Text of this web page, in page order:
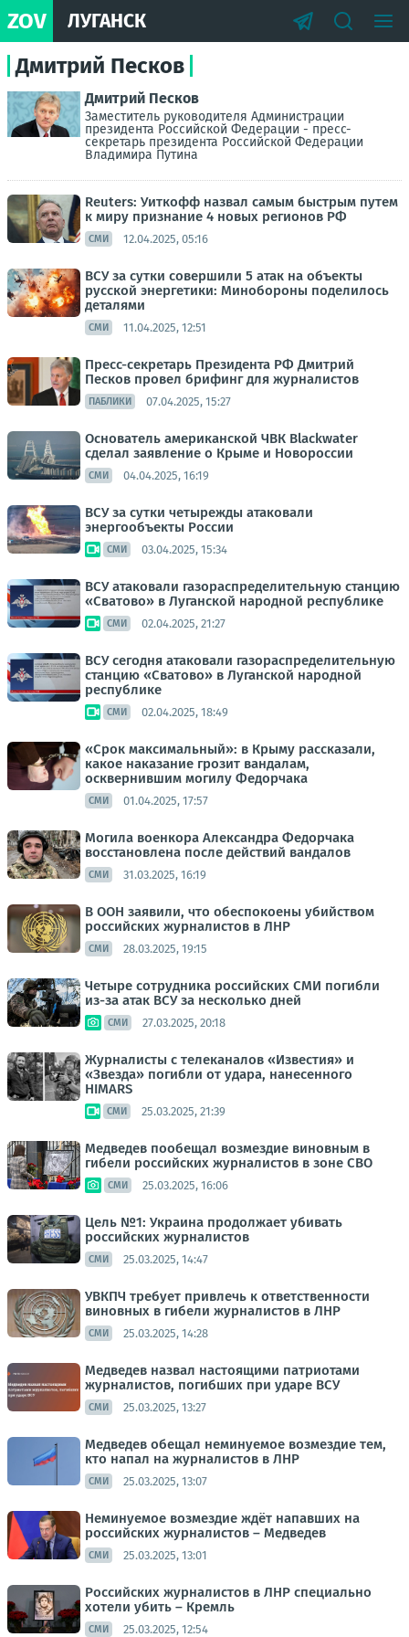
ZOV ЛУГАНСК
Дмитрий Песков
Дмитрий Песков
Заместитель руководителя Администрации
президента Российской Федерации - пресс-
секретарь президента Российской Федерации
Владимира Путина
Reuters: Уиткофф назвал самым быстрым путем
к миру признание 4 новых регионов РФ
СМИ 12.04.2025, 05:16
ВСУ за сутки совершили 5 атак на объекты
русской энергетики: Минобороны поделилось
деталями
СМИ 11.04.2025, 12:51
Пресс-секретарь Президента РФ Дмитрий
Песков провел брифинг для журналистов
ПАБЛИКИ 07.04.2025, 15:27
Основатель американской ЧВК Blackwater
сделал заявление о Крыме и Новороссии
СМИ 04.04.2025, 16:19
ВСУ за сутки четырежды атаковали
энергообъекты России
СМИ 03.04.2025, 15:34
ВСУ атаковали газораспределительную станцию
«Сватово» в Луганской народной республике
СМИ 02.04.2025, 21:27
ВСУ сегодня атаковали газораспределительную
станцию «Сватово» в Луганской народной
республике
СМИ 02.04.2025, 18:49
«Срок максимальный»: в Крыму рассказали,
какое наказание грозит вандалам,
осквернившим могилу Федорчака
СМИ 01.04.2025, 17:57
Могила военкора Александра Федорчака
восстановлена после действий вандалов
СМИ 31.03.2025, 16:19
В ООН заявили, что обеспокоены убийством
российских журналистов в ЛНР
СМИ 28.03.2025, 19:15
Четыре сотрудника российских СМИ погибли
из-за атак ВСУ за несколько дней
СМИ 27.03.2025, 20:18
Журналисты с телеканалов «Известия» и
«Звезда» погибли от удара, нанесенного
HIMARS
СМИ 25.03.2025, 21:39
Медведев пообещал возмездие виновным в
гибели российских журналистов в зоне СВО
СМИ 25.03.2025, 16:06
Цель №1: Украина продолжает убивать
российских журналистов
СМИ 25.03.2025, 14:47
УВКПЧ требует привлечь к ответственности
виновных в гибели журналистов в ЛНР
СМИ 25.03.2025, 14:28
Медведев назвал настоящими патриотами
журналистов, погибших при ударе ВСУ
СМИ 25.03.2025, 13:27
Медведев обещал неминуемое возмездие тем,
кто напал на журналистов в ЛНР
СМИ 25.03.2025, 13:07
Неминуемое возмездие ждёт напавших на
российских журналистов – Медведев
СМИ 25.03.2025, 13:01
Российских журналистов в ЛНР специально
хотели убить – Кремль
СМИ 25.03.2025, 12:54